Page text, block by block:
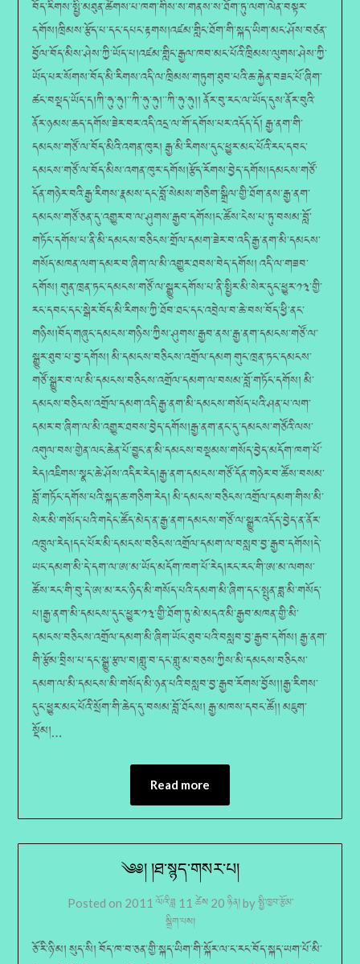
Read more
༄༅། །ཐ་སྙད་གསར་པ།
Posted on 2011 ལོའི་ཟླ 11 ཚེས 20 ཉིན།byསྤྱི་ཁྱབ་རྩོམ་
སྒྲིག་པས།
ཅོ་རི་ཉི་མ། སུད་སི། བོད་ཁ་བ་ཅན་གྱི་སྐད་ཡིག་གི་སྐོར་ལ་ང་རང་བོད་སྐད་ཡག་པོ་མི་